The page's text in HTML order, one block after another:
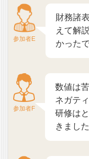
参加者E
財務諸
えて解
かったで
参加者F
数値は
ネガテ
研修は
きました